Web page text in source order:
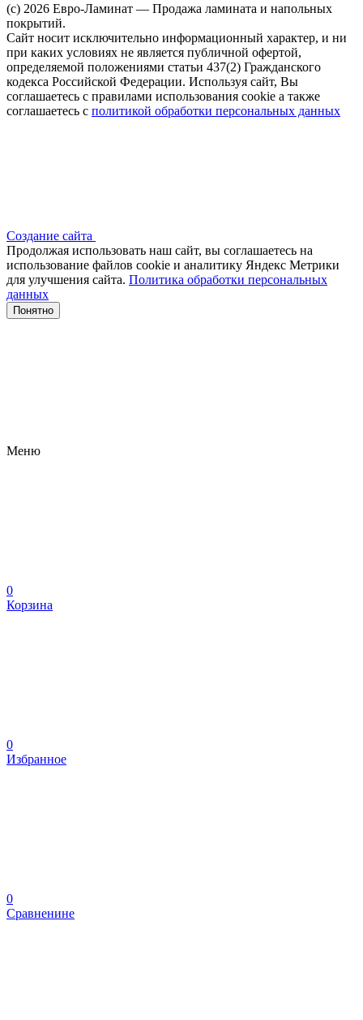
(c) 2026 Евро-Ламинат — Продажа ламината и напольных
покрытий.
Сайт носит исключительно информационный характер, и ни
при каких условиях не является публичной офертой,
определяемой положениями статьи 437(2) Гражданского
кодекса Российской Федерации. Используя сайт, Вы
соглашаетесь с правилами использования cookie а также
соглашаетесь с политикой обработки персональных данных
Создание сайта
Продолжая использовать наш сайт, вы соглашаетесь на
использование файлов сооkіе и аналитику Яндекс Метрики
для улучшения сайта. Политика обработки персональных
данных
Понятно
Меню
0
Корзина
0
Избранное
0
Сравненине